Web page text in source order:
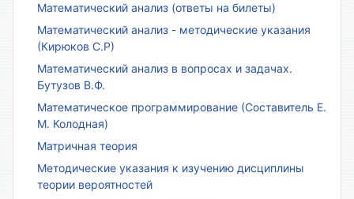
Математический анализ (ответы на билеты)
Математический анализ - методические указания
(Кирюков С.Р)
Математический анализ в вопросах и задачах.
Бутузов В.Ф.
Математическое программирование (Составитель Е.
М. Колодная)
Матричная теория
Методические указания к изучению дисциплины
теории вероятностей